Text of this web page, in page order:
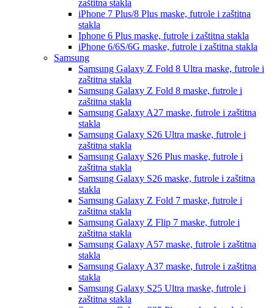
zaštitna stakla
iPhone 7 Plus/8 Plus maske, futrole i zaštitna
stakla
Iphone 6 Plus maske, futrole i zaštitna stakla
iPhone 6/6S/6G maske, futrole i zaštitna stakla
Samsung
Samsung Galaxy Z Fold 8 Ultra maske, futrole i
zaštitna stakla
Samsung Galaxy Z Fold 8 maske, futrole i
zaštitna stakla
Samsung Galaxy A27 maske, futrole i zaštitna
stakla
Samsung Galaxy S26 Ultra maske, futrole i
zaštitna stakla
Samsung Galaxy S26 Plus maske, futrole i
zaštitna stakla
Samsung Galaxy S26 maske, futrole i zaštitna
stakla
Samsung Galaxy Z Fold 7 maske, futrole i
zaštitna stakla
Samsung Galaxy Z Flip 7 maske, futrole i
zaštitna stakla
Samsung Galaxy A57 maske, futrole i zaštitna
stakla
Samsung Galaxy A37 maske, futrole i zaštitna
stakla
Samsung Galaxy S25 Ultra maske, futrole i
zaštitna stakla